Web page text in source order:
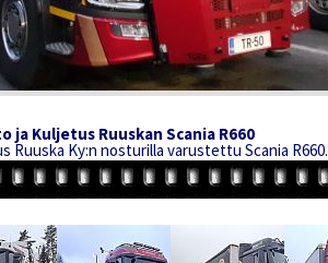
ja Kuljetus Ruuskan Scania R660
Ruuska Ky:n nosturilla varustettu Scania R660.